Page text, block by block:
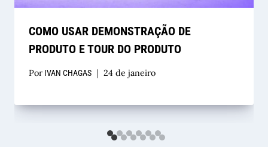
​​COMO USAR DEMONSTRAÇÃO DE
PRODUTO E TOUR DO PRODUTO
Por IVAN CHAGAS 24 de janeiro